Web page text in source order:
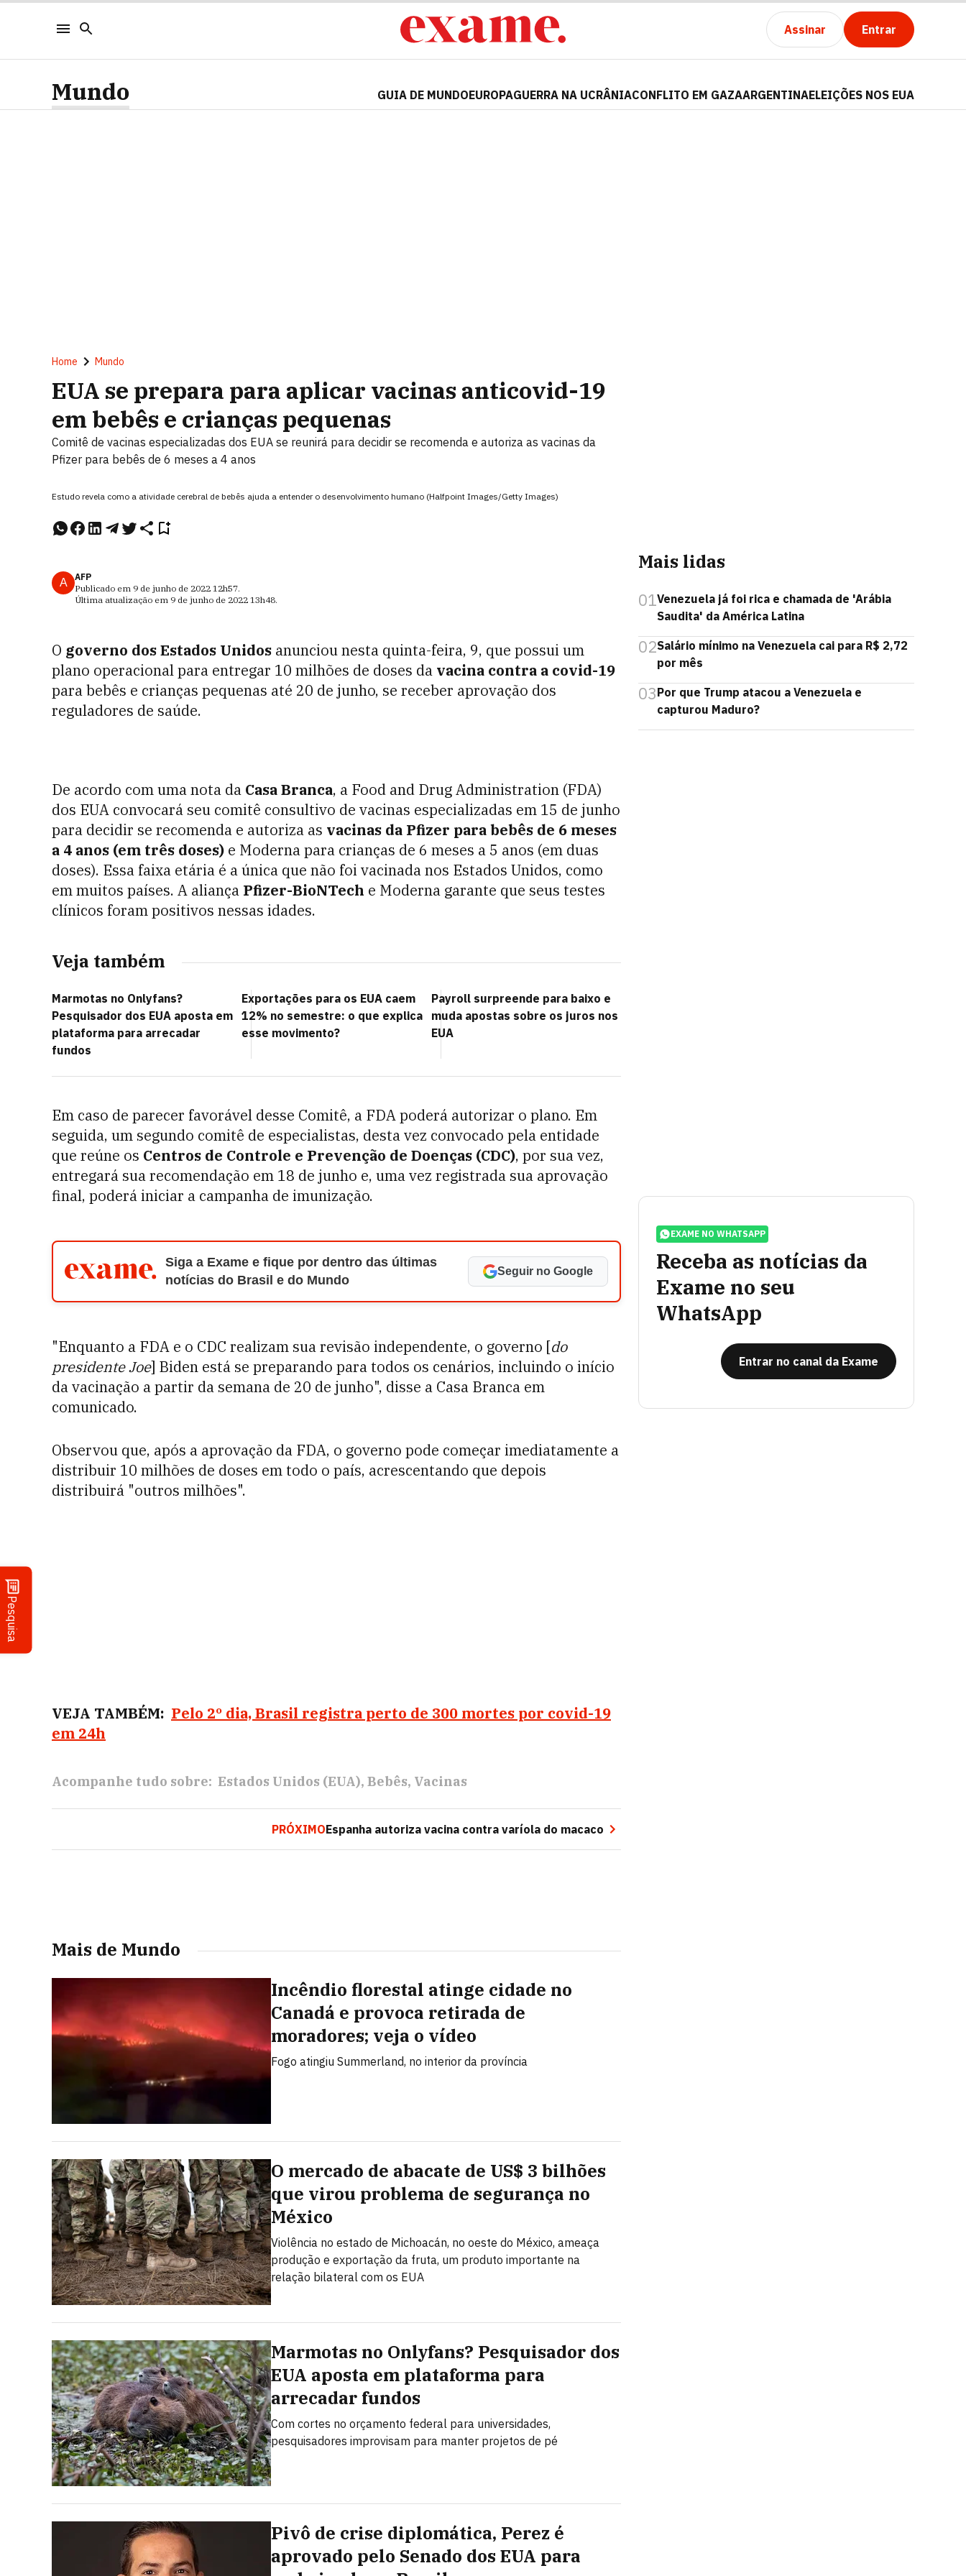
Assinar Entrar
Pesquisa
Mundo GUIA DE MUNDOEUROPAGUERRA NA UCRÂNIACONFLITO EM GAZAARGENTINAELEIÇÕES NOS EUA
Home Mundo
EUA se prepara para aplicar vacinas anticovid-19
em bebês e crianças pequenas
Comitê de vacinas especializadas dos EUA se reunirá para decidir se recomenda e autoriza as vacinas da
Pfizer para bebês de 6 meses a 4 anos
Estudo revela como a atividade cerebral de bebês ajuda a entender o desenvolvimento humano (Halfpoint Images/Getty Images)
A
AFP
Publicado em 9 de junho de 2022 12h57.
Última atualização em 9 de junho de 2022 13h48.
O governo dos Estados Unidos anunciou nesta quinta-feira, 9, que possui um
plano operacional para entregar 10 milhões de doses da vacina contra a covid-19
para bebês e crianças pequenas até 20 de junho, se receber aprovação dos
reguladores de saúde.
De acordo com uma nota da Casa Branca, a Food and Drug Administration (FDA)
dos EUA convocará seu comitê consultivo de vacinas especializadas em 15 de junho
para decidir se recomenda e autoriza as vacinas da Pfizer para bebês de 6 meses
a 4 anos (em três doses) e Moderna para crianças de 6 meses a 5 anos (em duas
doses). Essa faixa etária é a única que não foi vacinada nos Estados Unidos, como
em muitos países. A aliança Pfizer-BioNTech e Moderna garante que seus testes
clínicos foram positivos nessas idades.
Veja também
Marmotas no Onlyfans?
Pesquisador dos EUA aposta em
plataforma para arrecadar
fundos
Exportações para os EUA caem
12% no semestre: o que explica
esse movimento?
Payroll surpreende para baixo e
muda apostas sobre os juros nos
EUA
Em caso de parecer favorável desse Comitê, a FDA poderá autorizar o plano. Em
seguida, um segundo comitê de especialistas, desta vez convocado pela entidade
que reúne os Centros de Controle e Prevenção de Doenças (CDC), por sua vez,
entregará sua recomendação em 18 de junho e, uma vez registrada sua aprovação
final, poderá iniciar a campanha de imunização.
Siga a Exame e fique por dentro das últimas
notícias do Brasil e do Mundo
Seguir no Google
"Enquanto a FDA e o CDC realizam sua revisão independente, o governo [do
presidente Joe] Biden está se preparando para todos os cenários, incluindo o início
da vacinação a partir da semana de 20 de junho", disse a Casa Branca em
comunicado.
Observou que, após a aprovação da FDA, o governo pode começar imediatamente a
distribuir 10 milhões de doses em todo o país, acrescentando que depois
distribuirá "outros milhões".
VEJA TAMBÉM: Pelo 2º dia, Brasil registra perto de 300 mortes por covid-19
em 24h
Acompanhe tudo sobre: Estados Unidos (EUA) Bebês Vacinas
PRÓXIMOEspanha autoriza vacina contra varíola do macaco
Mais de Mundo
Incêndio florestal atinge cidade no
Canadá e provoca retirada de
moradores; veja o vídeo
Fogo atingiu Summerland, no interior da província
O mercado de abacate de US$ 3 bilhões
que virou problema de segurança no
México
Violência no estado de Michoacán, no oeste do México, ameaça
produção e exportação da fruta, um produto importante na
relação bilateral com os EUA
Marmotas no Onlyfans? Pesquisador dos
EUA aposta em plataforma para
arrecadar fundos
Com cortes no orçamento federal para universidades,
pesquisadores improvisam para manter projetos de pé
Pivô de crise diplomática, Perez é
aprovado pelo Senado dos EUA para
Mais lidas
01Venezuela já foi rica e chamada de 'Arábia
Saudita' da América Latina
02Salário mínimo na Venezuela cai para R$ 2,72
por mês
03Por que Trump atacou a Venezuela e
capturou Maduro?
EXAME NO WHATSAPP
Receba as notícias da
Exame no seu
WhatsApp
Entrar no canal da Exame